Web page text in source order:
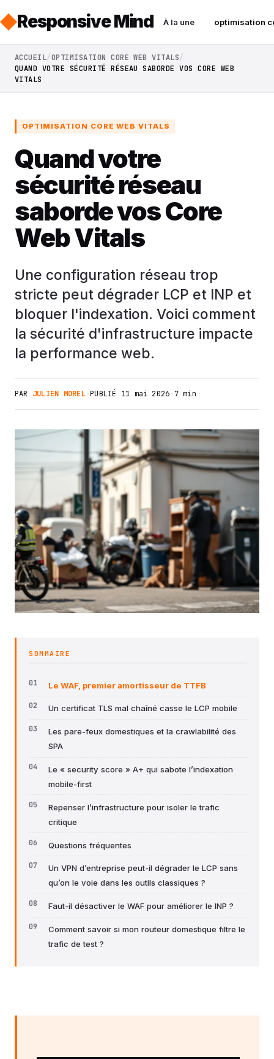
Responsive Mind À la une optimisation
ACCUEIL OPTIMISATION CORE WEB VITALS
QUAND VOTRE SÉCURITÉ RÉSEAU SABORDE VOS CORE WEB
VITALS
OPTIMISATION CORE WEB VITALS
Quand votre
sécurité réseau
saborde vos Core
Web Vitals
Une configuration réseau trop
stricte peut dégrader LCP et INP et
bloquer l'indexation. Voici comment
la sécurité d'infrastructure impacte
la performance web.
PAR JULIEN MOREL·PUBLIÉ 11 mai 2026·7 min
SOMMAIRE
Le WAF, premier amortisseur de TTFB
Un certificat TLS mal chaîné casse le LCP mobile
Les pare-feux domestiques et la crawlabilité des
SPA
Le « security score » A+ qui sabote l’indexation
mobile-first
Repenser l’infrastructure pour isoler le trafic
critique
Questions fréquentes
Un VPN d’entreprise peut-il dégrader le LCP sans
qu’on le voie dans les outils classiques ?
Faut-il désactiver le WAF pour améliorer le INP ?
Comment savoir si mon routeur domestique filtre le
trafic de test ?